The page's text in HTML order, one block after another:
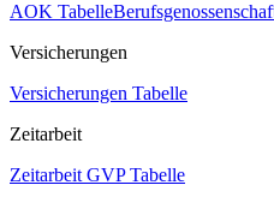
AOK Tabelle
Versicherungen
Versicherungen Tabelle
Zeitarbeit
Zeitarbeit GVP Tabelle